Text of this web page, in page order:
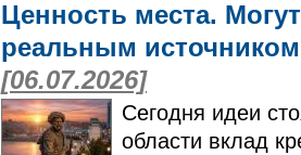
Ценность места.
реальным
[06.07.2026]
Сегодня идеи
области вклад